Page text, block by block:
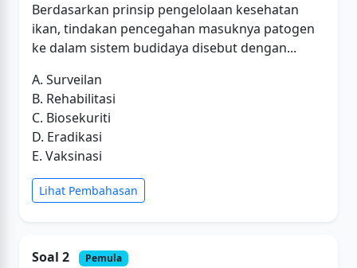
Berdasarkan prinsip pengelolaan kesehatan
ikan, tindakan pencegahan masuknya patogen
ke dalam sistem budidaya disebut dengan...
A. Surveilan
B. Rehabilitasi
C. Biosekuriti
D. Eradikasi
E. Vaksinasi
Lihat Pembahasan
Soal 2 Pemula